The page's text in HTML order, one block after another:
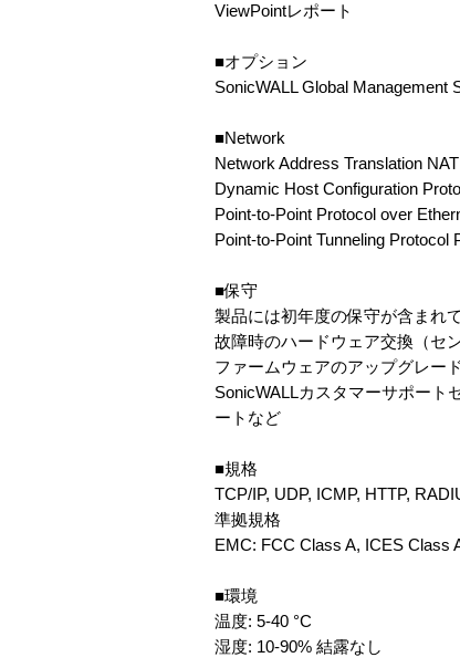
ViewPointレポート
■オプション
SonicWALL Global Management
■Network
Network Address Translation NAT
Dynamic Host Configuration
Point-to-Point Protocol over
Point-to-Point Tunneling Protocol
■保守
製品には初年度の保守が含まれ
故障時のハードウェア交換（セ
ファームウェアのアップグレード
SonicWALLカスタマーサポート
ートなど
■規格
TCP/IP, UDP, ICMP, HTTP,
準拠規格
EMC: FCC Class A, ICES
■環境
温度: 5-40 °C
湿度: 10-90% 結露なし